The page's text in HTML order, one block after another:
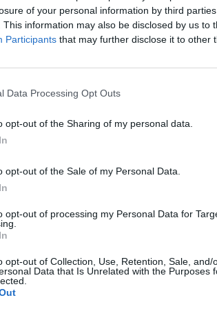
of your personal information by third
This information may also be disclosed by us to
Participants that may further disclose it to other
Data Processing Opt Outs
opt-out of the Sharing of my personal data.
opt-out of the Sale of my Personal Data.
opt-out of processing my Personal Data for
opt-out of Collection, Use, Retention, Sale, and/
Data that Is Unrelated with the Purposes
követően hétfőn.
hangsúlyozta: a korlátozó
megközelítésnek, hogy a lehető
iránytűnek nevezett uniós cselekvési
portfolio.hu hírarchívumához tartozik,
tartalmazza:
cikkarchívum
elmúlt 2 év napon belüli
Előfizetés